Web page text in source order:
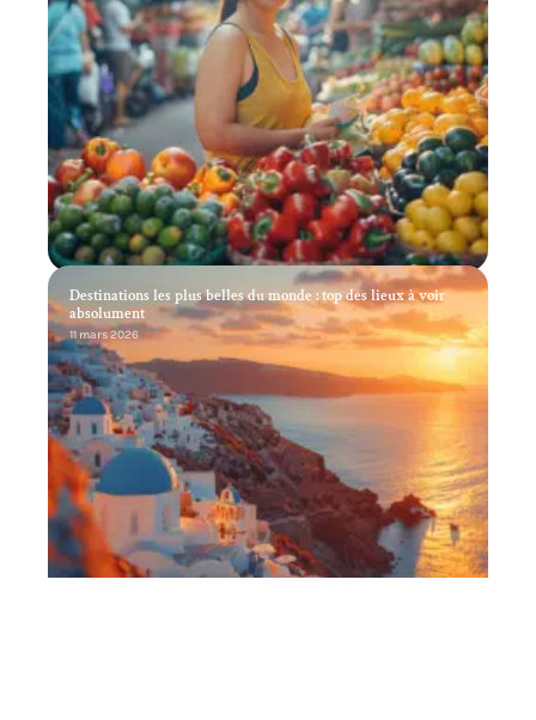
Destinations les plus belles du monde : top des lieux à voir
absolument
11 mars 2026